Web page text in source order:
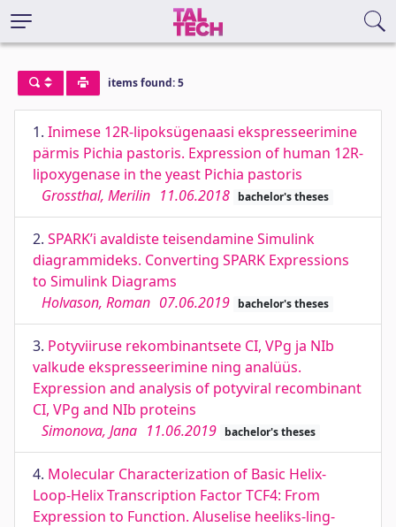
items found: 5
1. Inimese 12R-lipoksügenaasi ekspresseerimine
pärmis Pichia pastoris. Expression of human 12R-
lipoxygenase in the yeast Pichia pastoris
Grossthal, Merilin 11.06.2018 bachelor's theses
2. SPARK’i avaldiste teisendamine Simulink
diagrammideks. Converting SPARK Expressions
to Simulink Diagrams
Holvason, Roman 07.06.2019 bachelor's theses
3. Potyviiruse rekombinantsete CI, VPg ja NIb
valkude ekspresseerimine ning analüüs.
Expression and analysis of potyviral recombinant
CI, VPg and NIb proteins
Simonova, Jana 11.06.2019 bachelor's theses
4. Molecular Characterization of Basic Helix-
Loop-Helix Transcription Factor TCF4: From
Expression to Function. Aluselise heeliks-ling-